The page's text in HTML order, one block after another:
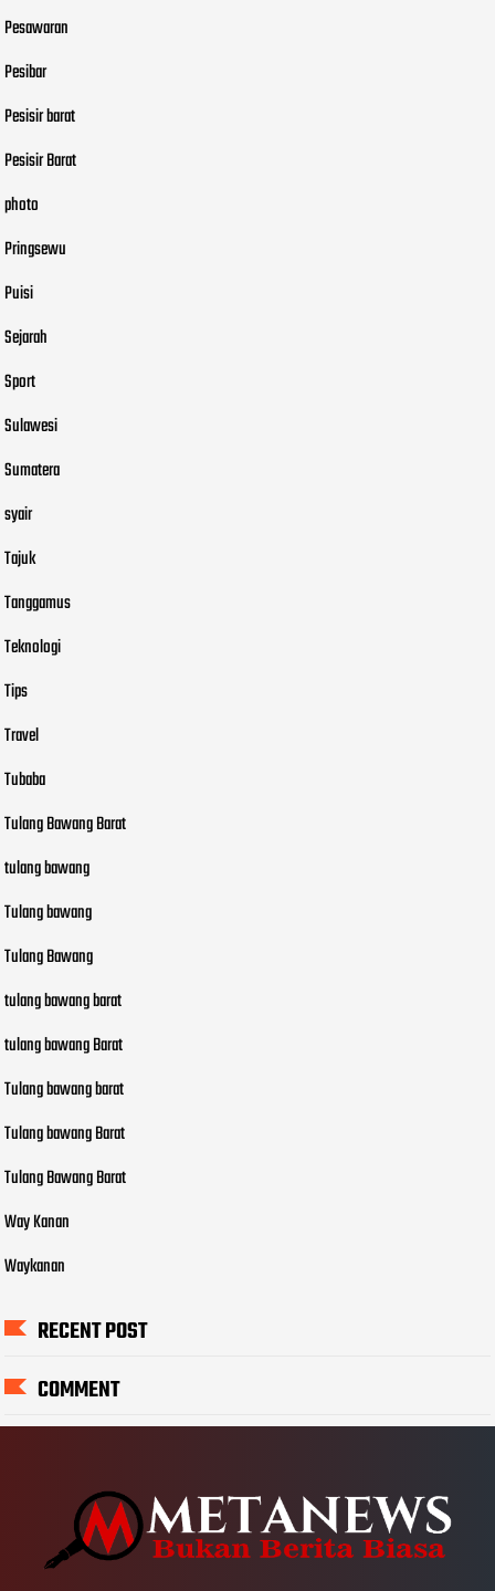
Pesawaran
Pesibar
Pesisir barat
Pesisir Barat
photo
Pringsewu
Puisi
Sejarah
Sport
Sulawesi
Sumatera
syair
Tajuk
Tanggamus
Teknologi
Tips
Travel
Tubaba
Tulang Bawang Barat
tulang bawang
Tulang bawang
Tulang Bawang
tulang bawang barat
tulang bawang Barat
Tulang bawang barat
Tulang bawang Barat
Tulang Bawang Barat
Way Kanan
Waykanan
RECENT POST
COMMENT